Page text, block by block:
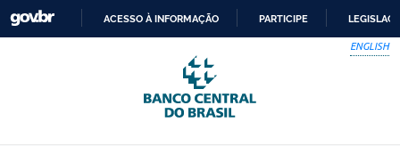
Skip to main content
PARA
O
CONTEÚDO
ACESSO À INFORMAÇÃO PARTICIPE
ENGLISH